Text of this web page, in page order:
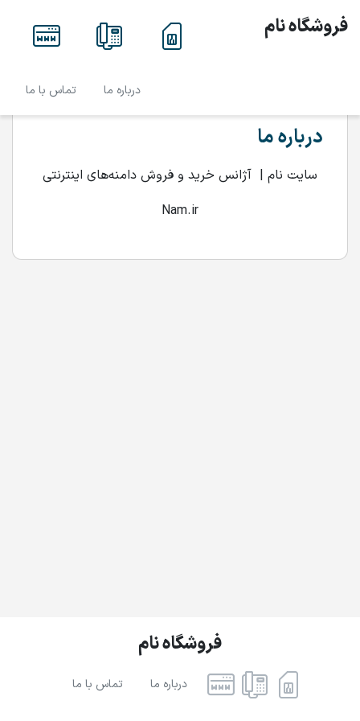
فروشگاه نام
درباره ما تماس با ما
درباره ما
سایت نام | آژانس خرید و فروش دامنه‌های اینترنتی
Nam.ir
فروشگاه نام
درباره ما تماس با ما